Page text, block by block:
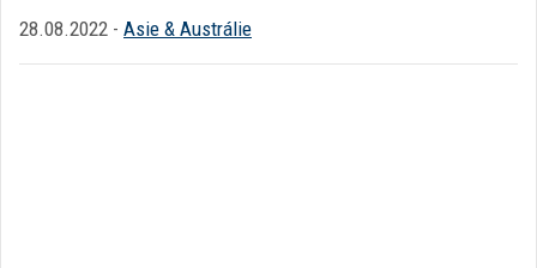
28.08.2022 - Asie & Austrálie